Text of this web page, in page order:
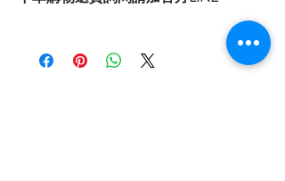
或至首頁下方各拍賣連結處自行下單選購